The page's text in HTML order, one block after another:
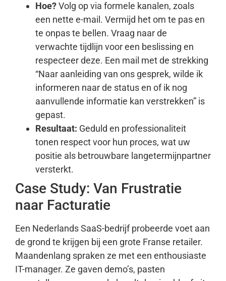
Hoe?Volg op via formele kanalen, zoals
een nette e-mail. Vermijd het om te pas en
te onpas te bellen. Vraag naar de
verwachte tijdlijn voor een beslissing en
respecteer deze. Een mail met de strekking
“Naar aanleiding van ons gesprek, wilde ik
informeren naar de status en of ik nog
aanvullende informatie kan verstrekken” is
gepast.
Resultaat: Geduld en professionaliteit
tonen respect voor hun proces, wat uw
positie als betrouwbare langetermijnpartner
versterkt.
Case Study: Van Frustratie
naar Facturatie
Een Nederlands SaaS-bedrijf probeerde voet aan
de grond te krijgen bij een grote Franse retailer.
Maandenlang spraken ze met een enthousiaste
IT-manager. Ze gaven demo’s, pasten